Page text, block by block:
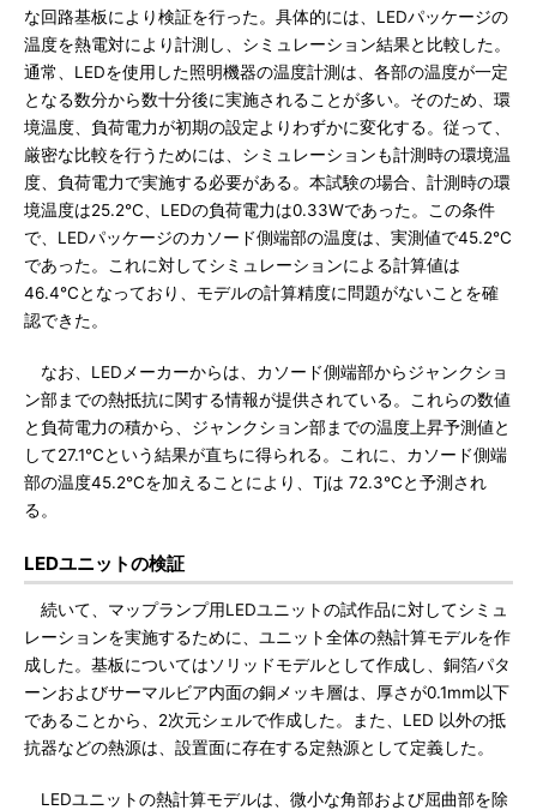
な回路基板により検証を行った。具体的には、LEDパッケージの
温度を熱電対により計測し、シミュレーション結果と比較した。
通常、LEDを使用した照明機器の温度計測は、各部の温度が一定
となる数分から数十分後に実施されることが多い。そのため、環
境温度、負荷電力が初期の設定よりわずかに変化する。従って、
厳密な比較を行うためには、シミュレーションも計測時の環境温
度、負荷電力で実施する必要がある。本試験の場合、計測時の環
境温度は25.2℃、LEDの負荷電力は0.33Wであった。この条件
で、LEDパッケージのカソード側端部の温度は、実測値で45.2℃
であった。これに対してシミュレーションによる計算値は
46.4℃となっており、モデルの計算精度に問題がないことを確
認できた。
なお、LEDメーカーからは、カソード側端部からジャンクショ
ン部までの熱抵抗に関する情報が提供されている。これらの数値
と負荷電力の積から、ジャンクション部までの温度上昇予測値と
して27.1℃という結果が直ちに得られる。これに、カソード側端
部の温度45.2℃を加えることにより、Tjは 72.3℃と予測され
る。
LEDユニットの検証
続いて、マップランプ用LEDユニットの試作品に対してシミュ
レーションを実施するために、ユニット全体の熱計算モデルを作
成した。基板についてはソリッドモデルとして作成し、銅箔パタ
ーンおよびサーマルビア内面の銅メッキ層は、厚さが0.1mm以下
であることから、2次元シェルで作成した。また、LED 以外の抵
抗器などの熱源は、設置面に存在する定熱源として定義した。
LEDユニットの熱計算モデルは、微小な角部および屈曲部を除